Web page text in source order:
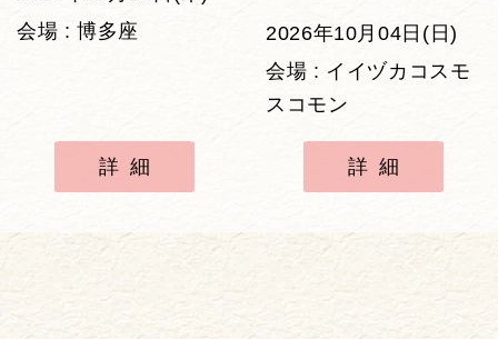
会場 : 博多座
詳細
2026年10月04日(日)
会場 : イイヅカコスモ
スコモン
詳細